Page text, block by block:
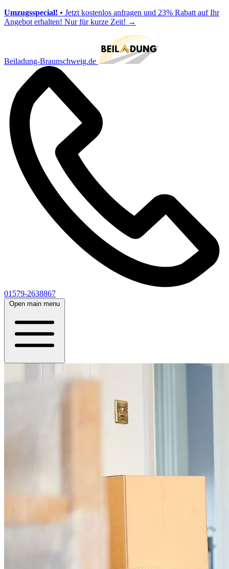
Umzugsspecial! • Jetzt kostenlos anfragen und 23% Rabatt auf Ihr
Angebot erhalten! Nur für kurze Zeit! →
Beiladung-Braunschweig.de
01579-2638867
Open main menu